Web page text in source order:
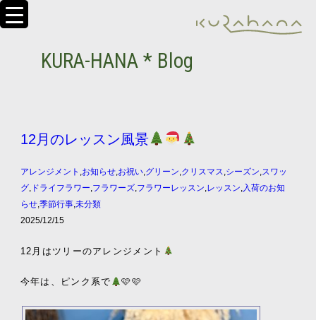
KURA-HANA * Blog
12月のレッスン風景
アレンジメント ,お知らせ,お祝い,グリーン,クリスマス,シーズン,スワッ
グ,ドライフラワー,フラワーズ,フラワーレッスン,レッスン,入荷のお知
らせ,季節行事,未分類
2025/12/15
12月はツリーのアレンジメント
今年は、ピンク系で 🩷🩷